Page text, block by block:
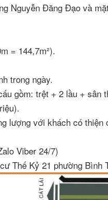
Nguyễn Đăng Đạo và
= 144,7m²).
trong ngày.
gồm: trệt + 2 lầu + sân
lượng với khách có thiện
Viber 24/7)
Thế Kỷ 21 phường Bình